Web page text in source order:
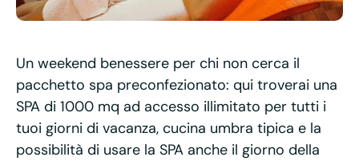
Un weekend benessere per chi non cerca il
pacchetto spa preconfezionato: qui troverai una
SPA di 1000 mq ad accesso illimitato per tutti i
tuoi giorni di vacanza, cucina umbra tipica e la
possibilità di usare la SPA anche il giorno della